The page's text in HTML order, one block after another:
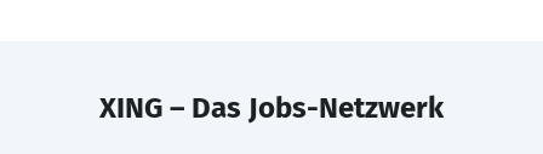
XING – Das Jobs-Netzwerk